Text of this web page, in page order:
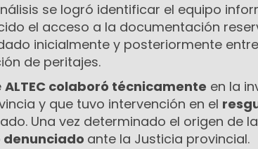
se logró identificar el equipo
el acceso a la documentación
inicialmente y posteriormente
de peritajes.
ALTEC colaboró técnicamente en la
y que tuvo intervención en el
Una vez determinado el origen de
ante la Justicia provincial.